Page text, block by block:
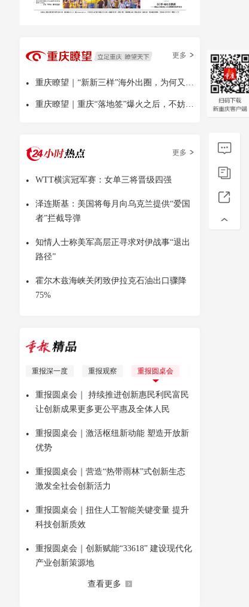
更多
• 重庆瞭望｜“新新三样”海外出圈，为何又是中国
• 重庆瞭望｜重庆“落地签”爆火之后，不妨多问几句
更多
• WTT横滨冠军赛：女单三将晋级四强
•
泽连斯基：美国将每月向乌克兰提供“爱国
者”拦截导弹
•
知情人士称美军高层正寻求对伊战事“退出
路径”
•
霍尔木兹海峡关闭致伊拉克石油出口骤降
75%
重报深一度 重报观察 重报圆桌会
•
重报圆桌会｜ 持续推进创新惠民利民富民
让创新成果更多更公平惠及全体人民
•
重报圆桌会｜激活枢纽新动能 塑造开放新
优势
•
重报圆桌会｜营造“热带雨林”式创新生态
激发全社会创新活力
•
重报圆桌会｜扭住人工智能关键变量 提升
科技创新质效
•
重报圆桌会｜创新赋能“33618” 建设现代化
产业创新策源地
查看更多